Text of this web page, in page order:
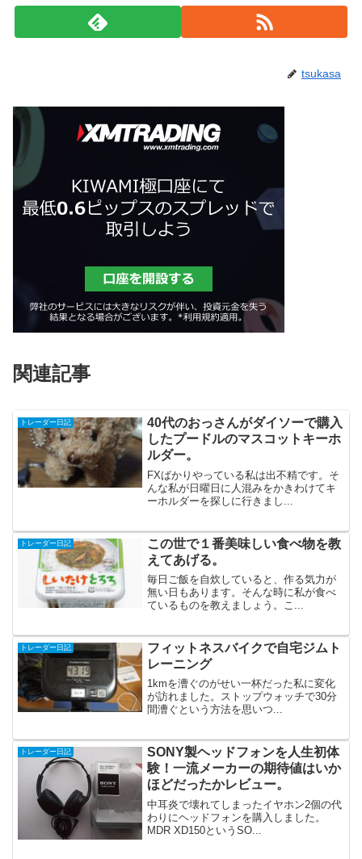
tsukasa
関連記事
トレーダー日記
40代のおっさんがダイソーで購入
したプードルのマスコットキーホ
ルダー。
FXばかりやっている私は出不精です。そ
んな私が日曜日に人混みをかきわけてキ
ーホルダーを探しに行きまし...
トレーダー日記
この世で１番美味しい食べ物を教
えてあげる。
毎日ご飯を自炊していると、作る気力が
無い日もあります。そんな時に私が食べ
ているものを教えましょう。こ...
トレーダー日記
フィットネスバイクで自宅ジムト
レーニング
1kmを漕ぐのがせい一杯だった私に変化
が訪れました。ストップウォッチで30分
間漕ぐという方法を思いつ...
トレーダー日記
SONY製ヘッドフォンを人生初体
験！一流メーカーの期待値はいか
ほどだったかレビュー。
中耳炎で壊れてしまったイヤホン2個の代
わりにヘッドフォンを購入しました。
MDR XD150というSO...